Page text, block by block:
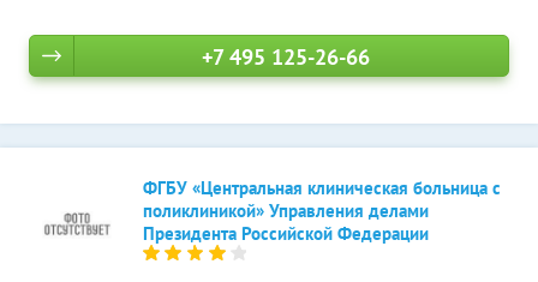
+7 495 125-26-66
ФГБУ «Центральная клиническая больница с
поликлиникой» Управления делами
Президента Российской Федерации